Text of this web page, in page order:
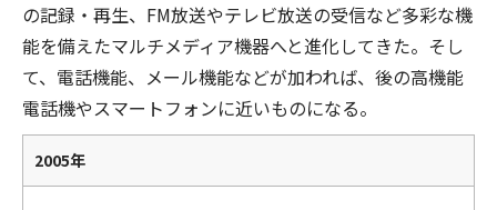
の記録・再生、FM放送やテレビ放送の受信など多彩な機
能を備えたマルチメディア機器へと進化してきた。そし
て、電話機能、メール機能などが加われば、後の高機能
電話機やスマートフォンに近いものになる。
2005年